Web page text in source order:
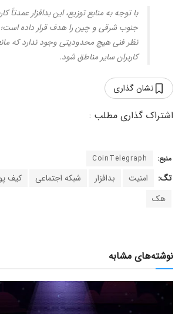
با توجه به منابع توزیع، این بدافزار عمدتاً
جنوب شرقی و چین را هدف قرار داده است؛
نظر فنی هیچ محدودیتی وجود ندارد که
کاربران سایر مناطق شود.
نشان گذاری
منبع: CoinTelegraph
تگ: امنیت بدافزار شبکه اجتماعی
کیف
هک
نوشته‌های مشابه